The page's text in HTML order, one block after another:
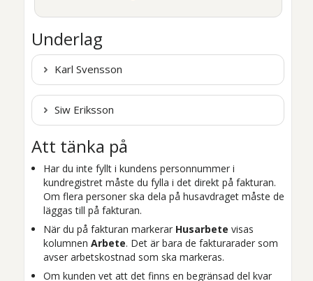
Underlag
Karl Svensson
Siw Eriksson
Att tänka på
Har du inte fyllt i kundens personnummer i
kundregistret måste du fylla i det direkt på fakturan.
Om flera personer ska dela på husavdraget måste de
läggas till på fakturan.
När du på fakturan markerar Husarbete visas
kolumnen Arbete. Det är bara de fakturarader som
avser arbetskostnad som ska markeras.
Om kunden vet att det finns en begränsad del kvar